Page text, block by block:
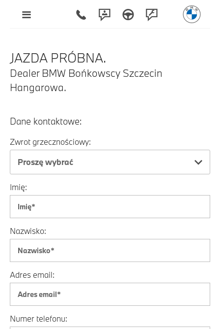
JAZDA PRÓBNA.
Dealer BMW Bońkowscy Szczecin
Hangarowa.
Dane kontaktowe:
Zwrot grzecznościowy:
Proszę wybrać
Imię:
Nazwisko:
Adres email:
Numer telefonu: